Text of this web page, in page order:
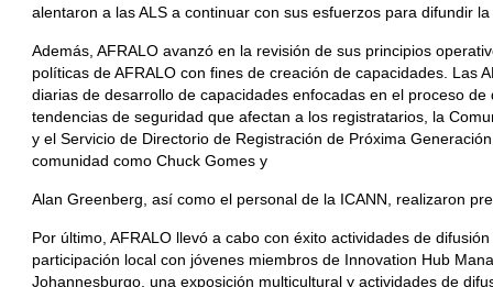
alentaron a las ALS a continuar con sus esfuerzos para difundir
Además, AFRALO avanzó en la revisión de sus principios
políticas de AFRALO con fines de creación de capacidades. Las
diarias de desarrollo de capacidades enfocadas en el proceso
tendencias de seguridad que afectan a los registratarios, la
y el Servicio de Directorio de Registración de Próxima
comunidad como Chuck Gomes y
Alan Greenberg, así como el personal de la ICANN, realizaron
Por último, AFRALO llevó a cabo con éxito actividades de
participación local con jóvenes miembros de Innovation Hub
Johannesburgo, una exposición multicultural y actividades de